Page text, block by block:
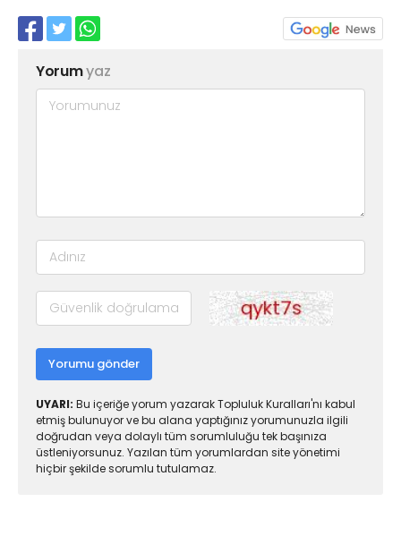
Yorumyaz
Yorumu gönder
UYARI: Bu içeriğe yorum yazarak Topluluk Kuralları'nı kabul
etmiş bulunuyor ve bu alana yaptığınız yorumunuzla ilgili
doğrudan veya dolaylı tüm sorumluluğu tek başınıza
üstleniyorsunuz. Yazılan tüm yorumlardan site yönetimi
hiçbir şekilde sorumlu tutulamaz.